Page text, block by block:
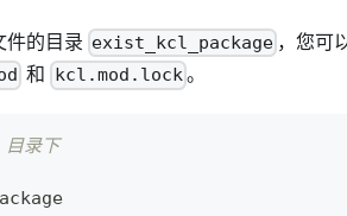
件的目录 exist_kcl_package ，您可
和 kcl.mod.lock。
录下